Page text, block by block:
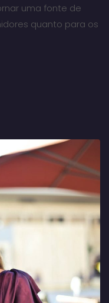
uma fonte de
quanto para os